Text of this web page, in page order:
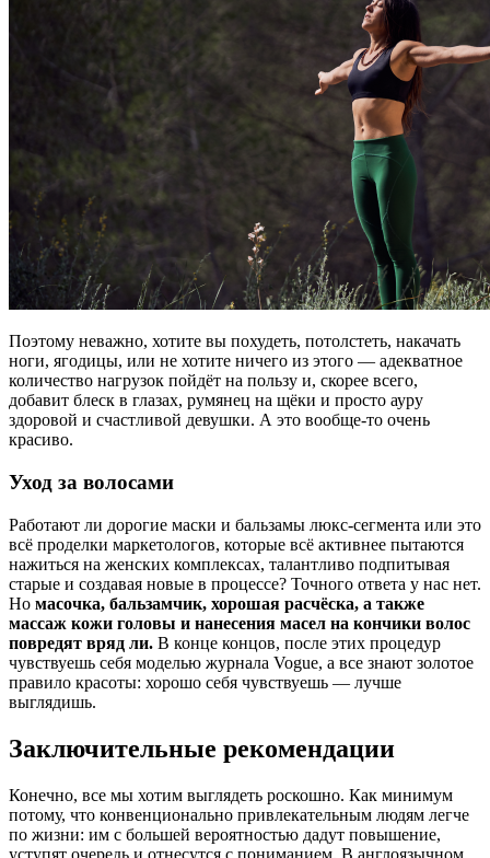
Поэтому неважно, хотите вы похудеть, потолстеть, накачать
ноги, ягодицы, или не хотите ничего из этого — адекватное
количество нагрузок пойдёт на пользу и, скорее всего,
добавит блеск в глазах, румянец на щёки и просто ауру
здоровой и счастливой девушки. А это вообще-то очень
красиво.
Уход за волосами
Работают ли дорогие маски и бальзамы люкс-сегмента или это
всё проделки маркетологов, которые всё активнее пытаются
нажиться на женских комплексах, талантливо подпитывая
старые и создавая новые в процессе? Точного ответа у нас нет.
Но масочка, бальзамчик, хорошая расчёска, а также
массаж кожи головы и нанесения масел на кончики волос
повредят вряд ли. В конце концов, после этих процедур
чувствуешь себя моделью журнала Vogue, а все знают золотое
правило красоты: хорошо себя чувствуешь — лучше
выглядишь.
Заключительные рекомендации
Конечно, все мы хотим выглядеть роскошно. Как минимум
потому, что конвенционально привлекательным людям легче
по жизни: им с большей вероятностью дадут повышение,
уступят очередь и отнесутся с пониманием. В англоязычном